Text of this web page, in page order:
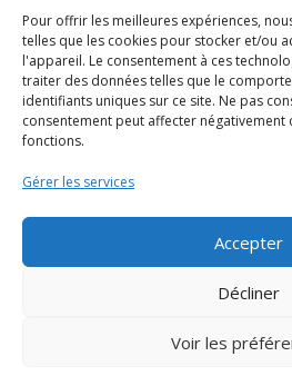
Pour offrir les meilleures expériences,
telles que les cookies pour stocker et/ou
l'appareil. Le consentement à ces
traiter des données telles que le
identifiants uniques sur ce site. Ne pas
consentement peut affecter
fonctions.
Gérer les services
Accepter
Décliner
Voir les
Mail:
Adresse :Hôtel de ville
Le village
20230 Pietra di
© 2022 Mairie de Pietra Di Verde